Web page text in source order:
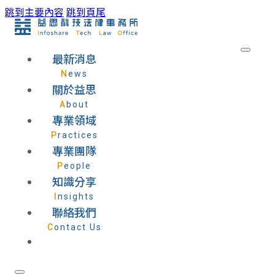
跳到主要內容 跳到頁尾
最新消息
News
關於益思
About
專業領域
Practices
專業團隊
People
知識分享
Insights
聯絡我們
Contact Us